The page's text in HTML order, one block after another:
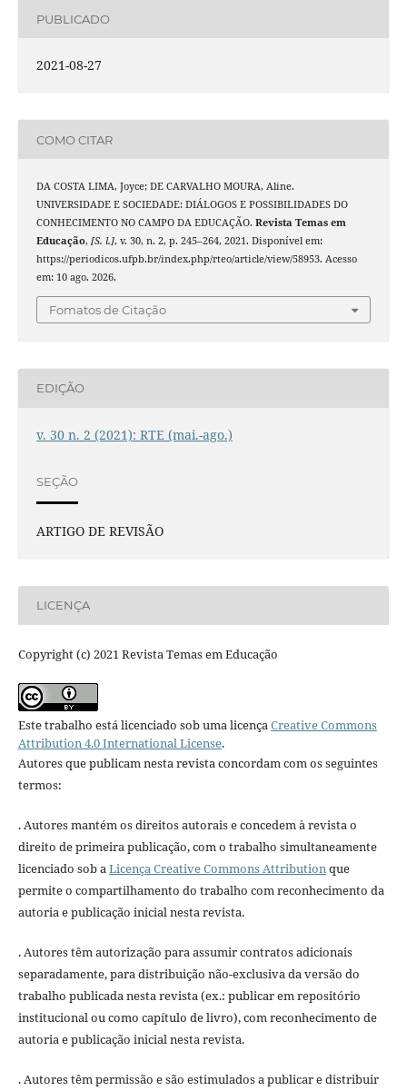
PUBLICADO
2021-08-27
COMO CITAR
DA COSTA LIMA, Joyce; DE CARVALHO MOURA, Aline.
UNIVERSIDADE E SOCIEDADE: DIÁLOGOS E POSSIBILIDADES DO
CONHECIMENTO NO CAMPO DA EDUCAÇÃO. Revista Temas em
Educação, [S. l.], v. 30, n. 2, p. 245–264, 2021. Disponível em:
https://periodicos.ufpb.br/index.php/rteo/article/view/58953. Acesso
em: 10 ago. 2026.
Fomatos de Citação
EDIÇÃO
v. 30 n. 2 (2021): RTE (mai.-ago.)
SEÇÃO
ARTIGO DE REVISÃO
LICENÇA
Copyright (c) 2021 Revista Temas em Educação
Este trabalho está licenciado sob uma licençaCreative Commons
Attribution 4.0 International License.
Autores que publicam nesta revista concordam com os seguintes
termos:
. Autores mantém os direitos autorais e concedem à revista o
direito de primeira publicação, com o trabalho simultaneamente
licenciado sob aLicença Creative Commons Attributionque
permite o compartilhamento do trabalho com reconhecimento da
autoria e publicação inicial nesta revista.
. Autores têm autorização para assumir contratos adicionais
separadamente, para distribuição não-exclusiva da versão do
trabalho publicada nesta revista (ex.: publicar em repositório
institucional ou como capítulo de livro), com reconhecimento de
autoria e publicação inicial nesta revista.
. Autores têm permissão e são estimulados a publicar e distribuir